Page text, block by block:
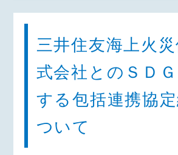
三井住友海上火
式会社とのＳＤ
する包括連携協
ついて